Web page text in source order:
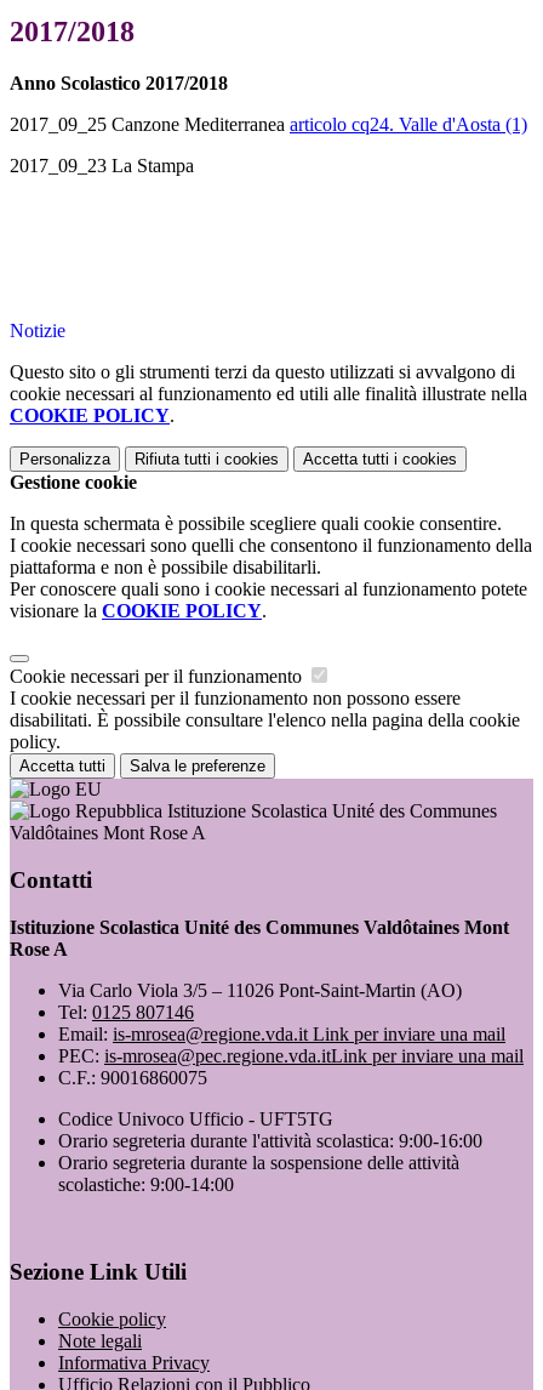
2017/2018
Anno Scolastico 2017/2018
2017_09_25 Canzone Mediterranea articolo cq24. Valle d'Aosta (1)
2017_09_23 La Stampa
Notizie
Questo sito o gli strumenti terzi da questo utilizzati si avvalgono di
cookie necessari al funzionamento ed utili alle finalità illustrate nella
COOKIE POLICY.
Personalizza Rifiuta tutti i cookies Accetta tutti i cookies
Gestione cookie
In questa schermata è possibile scegliere quali cookie consentire.
I cookie necessari sono quelli che consentono il funzionamento della
piattaforma e non è possibile disabilitarli.
Per conoscere quali sono i cookie necessari al funzionamento potete
visionare la COOKIE POLICY.
Cookie necessari per il funzionamento
I cookie necessari per il funzionamento non possono essere
disabilitati. È possibile consultare l'elenco nella pagina della cookie
policy.
Accetta tutti Salva le preferenze
Istituzione Scolastica Unité des Communes
Valdôtaines Mont Rose A
Contatti
Istituzione Scolastica Unité des Communes Valdôtaines Mont
Rose A
Via Carlo Viola 3/5 – 11026 Pont-Saint-Martin (AO)
Tel: 0125 807146
Email: is-mrosea@regione.vda.it Link per inviare una mail
PEC: is-mrosea@pec.regione.vda.itLink per inviare una mail
C.F.: 90016860075
Codice Univoco Ufficio - UFT5TG
Orario segreteria durante l'attività scolastica: 9:00-16:00
Orario segreteria durante la sospensione delle attività
scolastiche: 9:00-14:00
Sezione Link Utili
Cookie policy
Note legali
Informativa Privacy
Ufficio Relazioni con il Pubblico